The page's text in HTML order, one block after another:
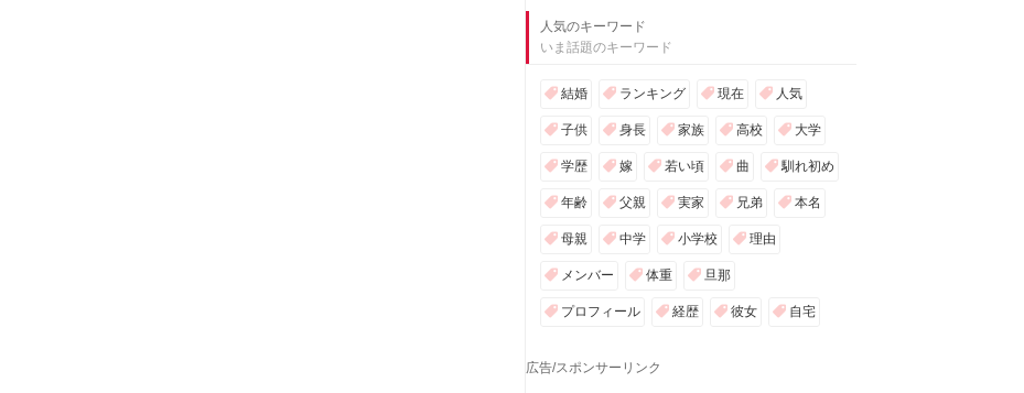
人気のキーワード
いま話題のキーワード
結婚 ランキング 現在 人気
子供 身長 家族 高校 大学
学歴 嫁 若い頃 曲 馴れ初め
年齢 父親 実家 兄弟 本名
母親 中学 小学校 理由
メンバー 体重 旦那
プロフィール 経歴 彼女 自宅
広告/スポンサーリンク